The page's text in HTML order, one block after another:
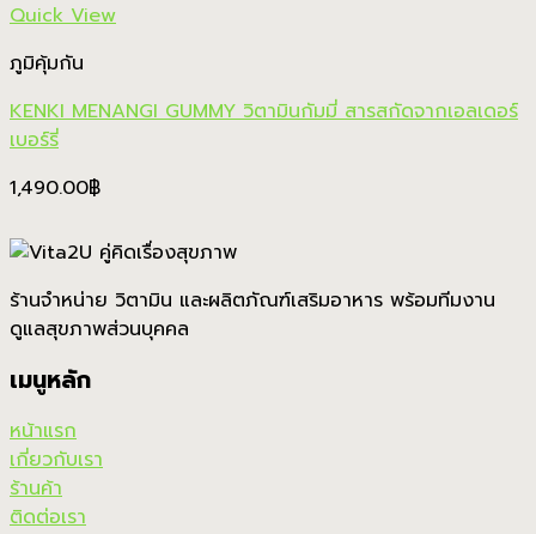
Quick View
ภูมิคุ้มกัน
KENKI MENANGI GUMMY วิตามินกัมมี่ สารสกัดจากเอลเดอร์
เบอร์รี่
1,490.00฿
ร้านจำหน่าย วิตามิน และผลิตภัณฑ์เสริมอาหาร พร้อมทีมงาน
ดูแลสุขภาพส่วนบุคคล
เมนูหลัก
หน้าแรก
เกี่ยวกับเรา
ร้านค้า
ติดต่อเรา